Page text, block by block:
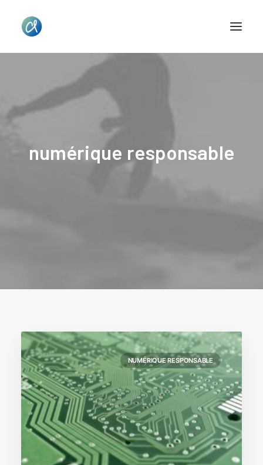
numérique responsable
NUMÉRIQUE RESPONSABLE